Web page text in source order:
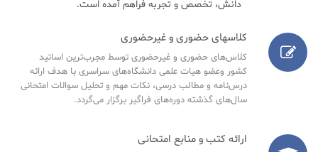
دانش، تخصص و تجربه فراهم آمده است.
کلاسهای حضوری و غیرحضوری
کلاس‌های حضوری و غیرحضوری توسط مجرب‌ترین اساتید
کشور وعضو هیات علمی دانشگاه‌های سراسری با هدف ارائه
درس‌نامه‌ و مطالب درسی، نکات مهم و تحلیل سوالات امتحانی
سال‌های گذشته دوره‌های فراگیر برگزار می‌گردد.
ارائه کتب و منابع امتحانی